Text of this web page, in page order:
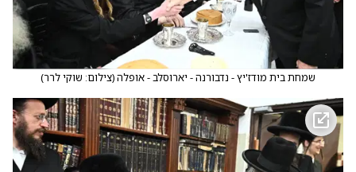
שמחת בית מודז'יץ - נדבורנה - יארוסלב - אופלה(צילום: שוקי לרר)